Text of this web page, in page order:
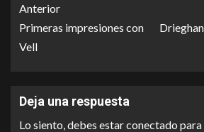
Anterior
Primeras impresiones con
Vell
Deja una respuesta
Lo siento, debes estarconectado